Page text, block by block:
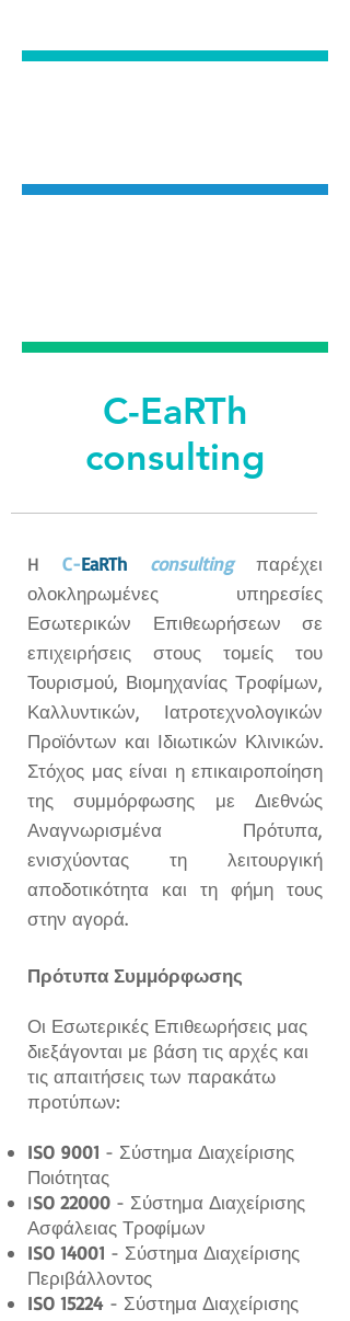
C-EaRTh
consulting
H C-EaRTh consultingπαρέχει
ολοκληρωμένες υπηρεσίες
Εσωτερικών Επιθεωρήσεων σε
επιχειρήσεις στους τομείς του
Τουρισμού, Βιομηχανίας Τροφίμων,
Καλλυντικών, Ιατροτεχνολογικών
Προϊόντων και Ιδιωτικών Κλινικών.
Στόχος μας είναι η επικαιροποίηση
της συμμόρφωσης με Διεθνώς
Αναγνωρισμένα Πρότυπα,
ενισχύοντας τη λειτουργική
αποδοτικότητα και τη φήμη τους
στην αγορά.
Πρότυπα Συμμόρφωσης
Οι Εσωτερικές Επιθεωρήσεις μας
διεξάγονται με βάση τις αρχές και
τις απαιτήσεις των παρακάτω
προτύπων:
ISO 9001 - Σύστημα Διαχείρισης
Ποιότητας
ISO 22000 - Σύστημα Διαχείρισης
Ασφάλειας Τροφίμων
ISO 14001 - Σύστημα Διαχείρισης
Περιβάλλοντος
ISO 15224 - Σύστημα Διαχείρισης